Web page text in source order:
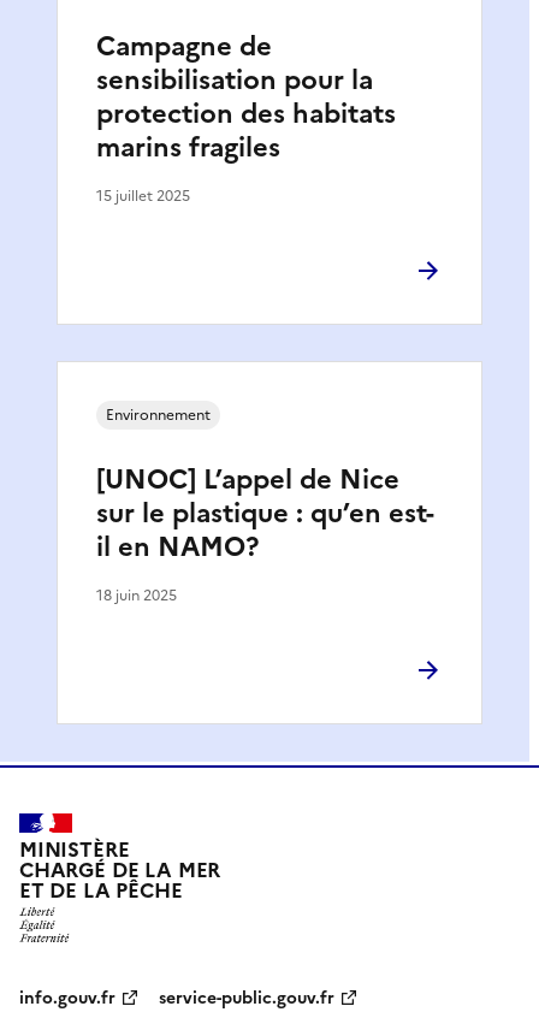
Campagne de
sensibilisation pour la
protection des habitats
marins fragiles
15 juillet 2025
[UNOC] L’appel de Nice
sur le plastique : qu’en est-
il en NAMO?
Environnement
18 juin 2025
MINISTÈRE
CHARGÉ DE LA MER
ET DE LA PÊCHE
info.gouv.fr service-public.gouv.fr